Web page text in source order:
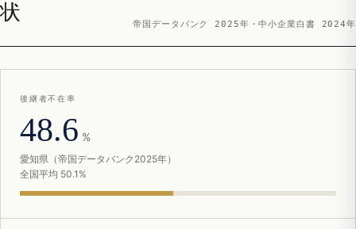
状
帝国データバンク 2025年・中小企業白書 2024年
後継者不在率
48.6 %
愛知県（帝国データバンク2025年）
全国平均 50.1%